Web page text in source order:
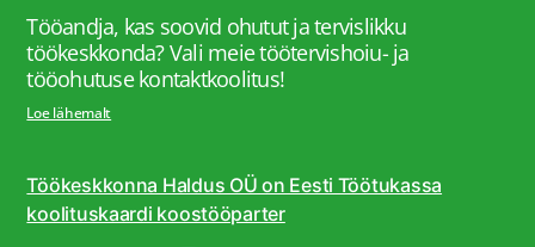
Tööandja, kas soovid ohutut ja tervislikku
töökeskkonda? Vali meie töötervishoiu- ja
tööohutuse kontaktkoolitus!
Loe lähemalt
Töökeskkonna Haldus OÜ on Eesti Töötukassa
koolituskaardi koostööparter